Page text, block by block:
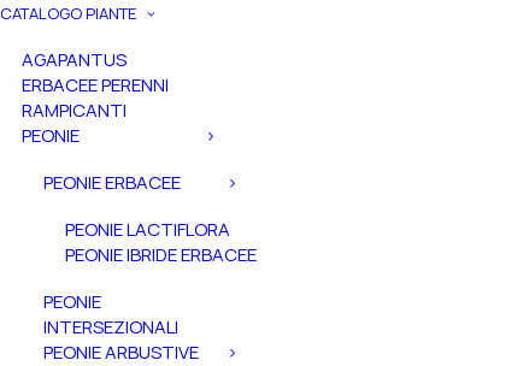
CATALOGO PIANTE
AGAPANTUS
ERBACEE PERENNI
RAMPICANTI
PEONIE
PEONIE ERBACEE
PEONIE LACTIFLORA
PEONIE IBRIDE ERBACEE
PEONIE
INTERSEZIONALI
PEONIE ARBUSTIVE